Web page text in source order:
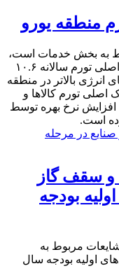
منطقه یورو
به بخش خدمات است،
آمارها نشان می‌دهد که قیمت انرژی دلیل اصلی تورم سالانه ۱۰.۶
بالاتر در منطقه
اصلی تورم کالاها و
نرخ بهره توسط
است.
و سقف گاز
بودجه
مربوط به
اولیه بودجه سال